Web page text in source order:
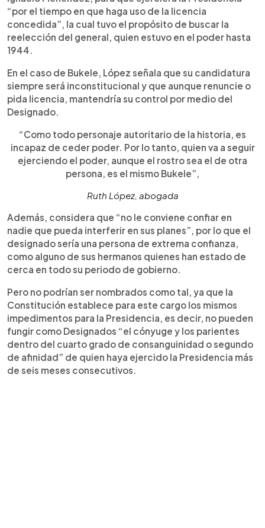
“por el tiempo en que haga uso de la licencia
concedida”, la cual tuvo el propósito de buscar la
reelección del general, quien estuvo en el poder hasta
1944.
En el caso de Bukele, López señala que su candidatura
siempre será inconstitucional y que aunque renuncie o
pida licencia, mantendría su control por medio del
Designado.
“Como todo personaje autoritario de la historia, es
incapaz de ceder poder. Por lo tanto, quien va a seguir
ejerciendo el poder, aunque el rostro sea el de otra
persona, es el mismo Bukele”,
Ruth López, abogada
Además, considera que “no le conviene confiar en
nadie que pueda interferir en sus planes”, por lo que el
designado sería una persona de extrema confianza,
como alguno de sus hermanos quienes han estado de
cerca en todo su periodo de gobierno.
Pero no podrían ser nombrados como tal, ya que la
Constitución establece para este cargo los mismos
impedimentos para la Presidencia, es decir, no pueden
fungir como Designados “el cónyuge y los parientes
dentro del cuarto grado de consanguinidad o segundo
de afinidad” de quien haya ejercido la Presidencia más
de seis meses consecutivos.